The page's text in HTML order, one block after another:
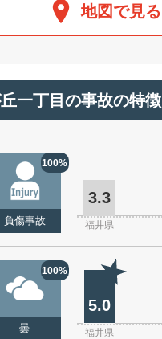
地図で見る
一丁目の事故の特徴
100%
負傷事故
3.3
福井県
100%
曇
5.0
福井県